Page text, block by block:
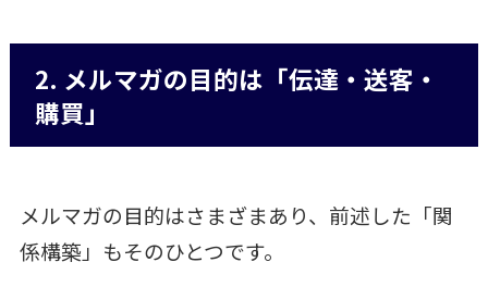
2. メルマガの目的は「伝達・送客・
購買」
メルマガの目的はさまざまあり、前述した「関
係構築」もそのひとつです。